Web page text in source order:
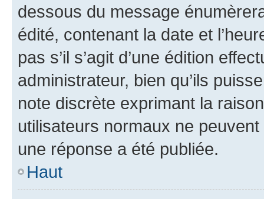
dessous du message
édité, contenant la date et
pas s’il s’agit d’une édition
administrateur, bien qu’ils
note discrète exprimant la
utilisateurs normaux ne
une réponse a été publiée.
Haut